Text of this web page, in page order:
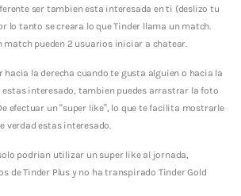
ser tambien esta interesada en ti (deslizo tu
lo tanto se creara lo que Tinder llama un match.
match pueden 2 usuarios iniciar a chatear.
la derecha cuando te gusta alguien o hacia la
estas interesado, tambien puedes arrastrar la foto
efectuar un “super like”, lo que te facilita mostrarle
verdad estas interesado.
podri­an utilizar un super like al jornada,
de Tinder Plus y no ha transpirado Tinder Gold